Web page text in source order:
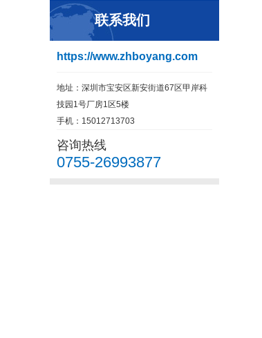
联系我们
https://www.zhboyang.com
地址：深圳市宝安区新安街道67区甲岸科
技园1号厂房1区5楼
手机：15012713703
咨询热线
0755-26993877